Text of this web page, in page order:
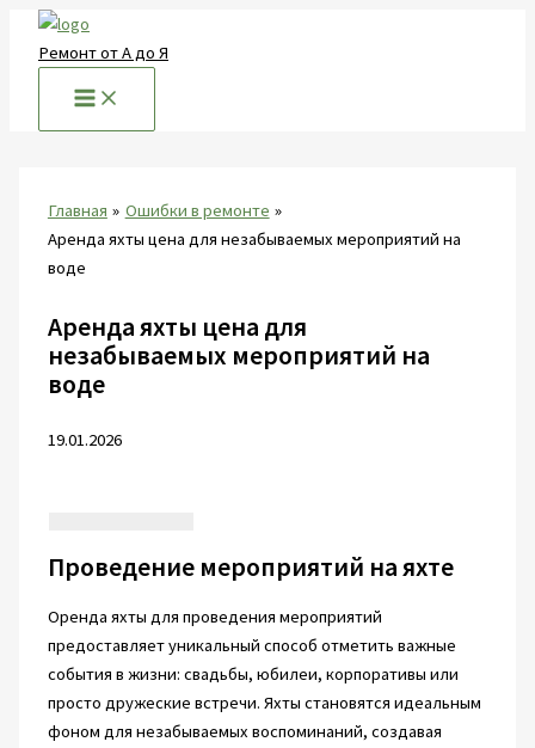
Перейти
Ремонт от А до Я
Главная
Ошибки в ремонте
Аренда яхты цена для незабываемых мероприятий на
воде
Аренда яхты цена для
незабываемых мероприятий на
воде
19.01.2026
Проведение мероприятий на яхте
Оренда яхты для проведения мероприятий
предоставляет уникальный способ отметить важные
события в жизни: свадьбы, юбилеи, корпоративы или
просто дружеские встречи. Яхты становятся идеальным
фоном для незабываемых воспоминаний, создавая